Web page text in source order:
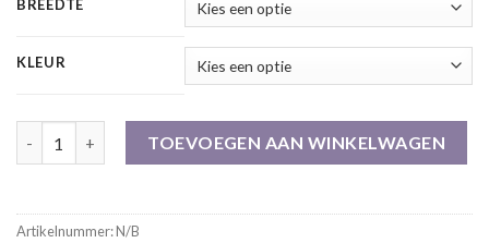
BREEDTE
KLEUR
TOEVOEGEN AAN WINKELWAGEN
Artikelnummer:N/B